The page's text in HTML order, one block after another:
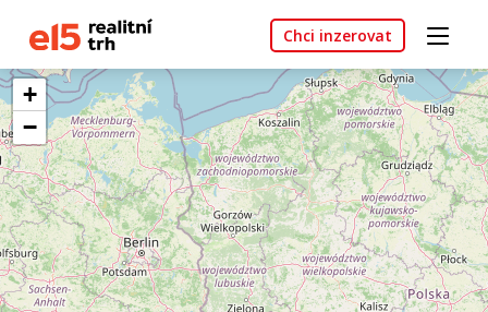
Chci inzerovat
+
−